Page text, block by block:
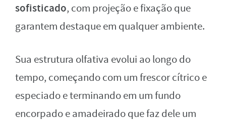
sofisticado, com projeção e fixação que
garantem destaque em qualquer ambiente.
Sua estrutura olfativa evolui ao longo do
tempo, começando com um frescor cítrico e
especiado e terminando em um fundo
encorpado e amadeirado que faz dele um